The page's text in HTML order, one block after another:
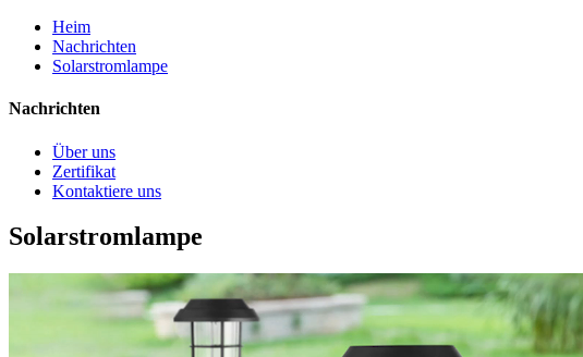
Heim
Nachrichten
Solarstromlampe
Nachrichten
Über uns
Zertifikat
Kontaktiere uns
Solarstromlampe